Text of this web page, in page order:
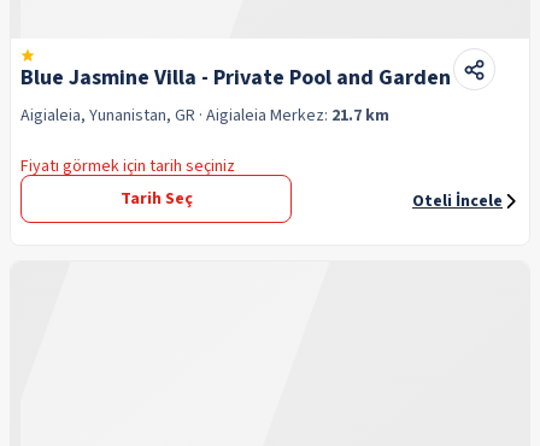
Blue Jasmine Villa - Private Pool and Garden
Aigialeia, Yunanistan, GR · Aigialeia Merkez: 21.7 km
Fiyatı görmek için tarih seçiniz
Tarih Seç
Oteli İncele